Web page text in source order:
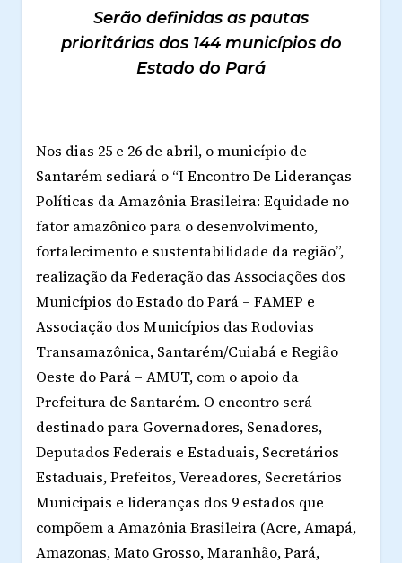
Serão definidas as pautas
prioritárias dos 144 municípios do
Estado do Pará
Nos dias 25 e 26 de abril, o município de
Santarém sediará o “I Encontro De Lideranças
Políticas da Amazônia Brasileira: Equidade no
fator amazônico para o desenvolvimento,
fortalecimento e sustentabilidade da região”,
realização da Federação das Associações dos
Municípios do Estado do Pará – FAMEP e
Associação dos Municípios das Rodovias
Transamazônica, Santarém/Cuiabá e Região
Oeste do Pará – AMUT, com o apoio da
Prefeitura de Santarém. O encontro será
destinado para Governadores, Senadores,
Deputados Federais e Estaduais, Secretários
Estaduais, Prefeitos, Vereadores, Secretários
Municipais e lideranças dos 9 estados que
compõem a Amazônia Brasileira (Acre, Amapá,
Amazonas, Mato Grosso, Maranhão, Pará,